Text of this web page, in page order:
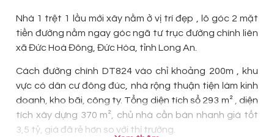
Nhà 1 trệt 1 lầu mới xây nằm ở vị trí đẹp , lô góc 2 mặt
tiền đường nằm ngay góc ngã tư trục đường chính liên
xã Đức Hoà Đông, Đức Hòa, tỉnh Long An.
Cách đường chính DT824 vào chỉ khoảng 200m , khu
vực có dân cư đông đúc, nhà rộng thuận tiện làm kinh
doanh, kho bãi, công ty. Tổng diện tích sổ 293 m² , diện
tích xây dựng 370 m², chủ nhà cần bán nhanh giá tốt
3,5 tỷ, giá đã rẻ hơn so với thị trường.